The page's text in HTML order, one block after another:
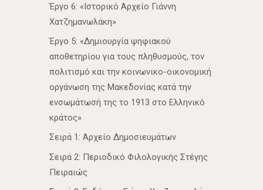
Έργο 6: «Ιστορικό Αρχείο Γιάννη
Χατζημανωλάκη»
Έργο 5: «Δημιουργία ψηφιακού
αποθετηρίου για τους πληθυσμούς, τον
πολιτισμό και την κοινωνικο-οικονομική
οργάνωση της Μακεδονίας κατά την
ενσωμάτωσή της το 1913 στο Ελληνικό
κράτος»
Σειρά 1: Αρχείο Δημοσιευμάτων
Σειρά 2: Περιοδικό Φιλολογικής Στέγης
Πειραιώς